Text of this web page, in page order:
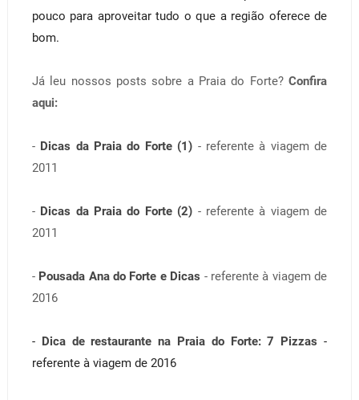
pouco para aproveitar tudo o que a região oferece de
bom.
Já leu nossos posts sobre a Praia do Forte?Confira
aqui:
- Dicas da Praia do Forte (1) - referente à viagem de
2011
- Dicas da Praia do Forte (2) - referente à viagem de
2011
- Pousada Ana do Forte e Dicas - referente à viagem de
2016
- Dica de restaurante na Praia do Forte: 7 Pizzas -
referente à viagem de 2016